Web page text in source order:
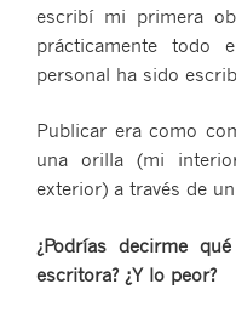
escribí mi primera
prácticamente
personal ha sido
Publicar era como
una orilla (mi
exterior) a través de
¿Podrías decirme
escritora? ¿Y lo peor?